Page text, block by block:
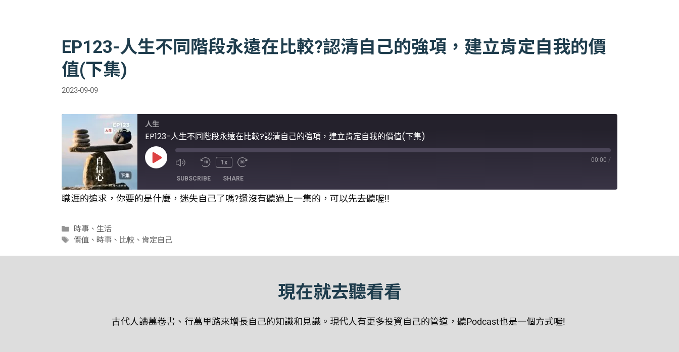
EP123-人生不同階段永遠在比較?認清自己的強項，建立肯定自我的價
值(下集)
2023-09-09
人生
EP123-人生不同階段永遠在比較?認清自己的強項，建立肯定自我的價值(下集)
Play
Episode
1x 00:00 /
SUBSCRIBE SHARE
LINK
職涯的追求，你要的是什麼，迷失自己了嗎?還沒有聽過上一集的，可以先去聽喔!!
分
類
時事 、生活
標
價值 、時事 、 比較 、肯定自己
現在就去聽看看
古代人讀萬卷書、行萬里路來增長自己的知識和見識。現代人有更多投資自己的管道，聽Podcast也是一個方式喔!